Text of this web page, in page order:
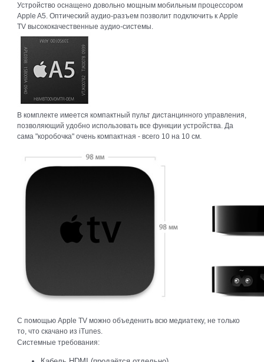
Устройство оснащено довольно мощным мобильным процессором
Apple A5. Оптический аудио-разъем позволит подключить к Apple
TV высококачественные аудио-системы.
В комплекте имеется компактный пульт дистанцинного управления,
позволяющий удобно использовать все функции устройства. Да
сама "коробочка" очень компактная - всего 10 на 10 см.
С помощью Apple TV можно объеденить всю медиатеку, не только
то, что скачано из iTunes.
Системные требования: